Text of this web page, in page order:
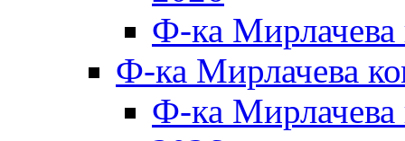
Ф-ка
Ф-ка Мирлачева
Ф-ка